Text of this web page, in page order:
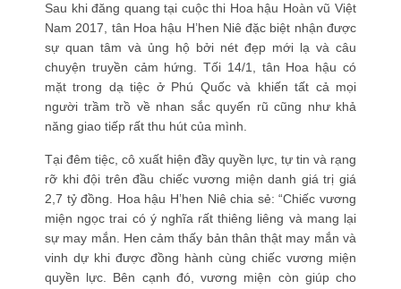
Sau khi đăng quang tại cuộc thi Hoa hậu Hoàn vũ Việt
Nam 2017 , tân Hoa hậu H’hen Niê đặc biệt nhận được
sự quan tâm và ủng hộ bởi nét đẹp mới lạ và câu
chuyện truyền cảm hứng. Tối 14/1, tân Hoa hậu có
mặt trong dạ tiệc ở Phú Quốc và khiến tất cả mọi
người trầm trồ về nhan sắc quyến rũ cũng như khả
năng giao tiếp rất thu hút của mình.
Tại đêm tiệc, cô xuất hiện đầy quyền lực, tự tin và rạng
rỡ khi đội trên đầu chiếc vương miện danh giá trị giá
2,7 tỷ đồng. Hoa hậu H’hen Niê chia sẻ:“Chiếc vương
miện ngọc trai có ý nghĩa rất thiêng liêng và mang lại
sự may mắn. Hen cảm thấy bản thân thật may mắn và
vinh dự khi được đồng hành cùng chiếc vương miện
quyền lực. Bên cạnh đó, vương miện còn giúp cho